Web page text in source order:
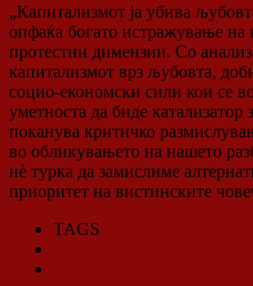
„Капитализмот ja убива
опфаќа богато истражување на
протестни димензии. Со
капитализмот врз љубовта,
социо-економски сили кои се
уметноста да биде
поканува критичко
во обликувањето на нашето
нè турка да замислиме
приоритет на вистинските
TAGS